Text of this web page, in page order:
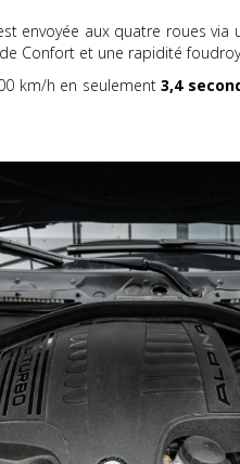
envoyée aux quatre roues via
Confort et une rapidité
km/h en seulement3,4